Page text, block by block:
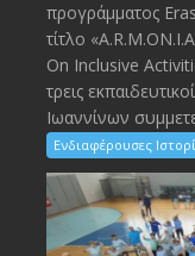
προγράμματος
τίτλο
On Inclusive
τρεις
Ιωαννίνων
Ενδιαφέρουσες